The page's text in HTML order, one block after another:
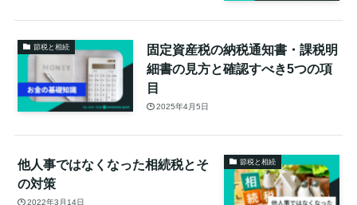
節税と相続
固定資産税の納税通知書・課税明
細書の見方と確認すべき5つの項
目
2025年4月5日
節税と相続
他人事ではなくなった相続税とそ
の対策
2022年3月14日